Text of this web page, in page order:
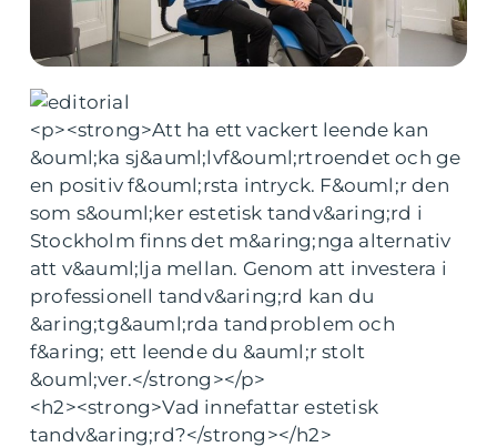
<p><strong>Att ha ett vackert leende kan
&ouml;ka sj&auml;lvf&ouml;rtroendet och ge
en positiv f&ouml;rsta intryck. F&ouml;r den
som s&ouml;ker estetisk tandv&aring;rd i
Stockholm finns det m&aring;nga alternativ
att v&auml;lja mellan. Genom att investera i
professionell tandv&aring;rd kan du
&aring;tg&auml;rda tandproblem och
f&aring; ett leende du &auml;r stolt
&ouml;ver.</strong></p>
<h2><strong>Vad innefattar estetisk
tandv&aring;rd?</strong></h2>